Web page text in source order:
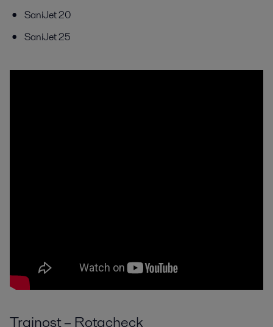
SaniJet 20
SaniJet 25
Trajnost – Rotacheck